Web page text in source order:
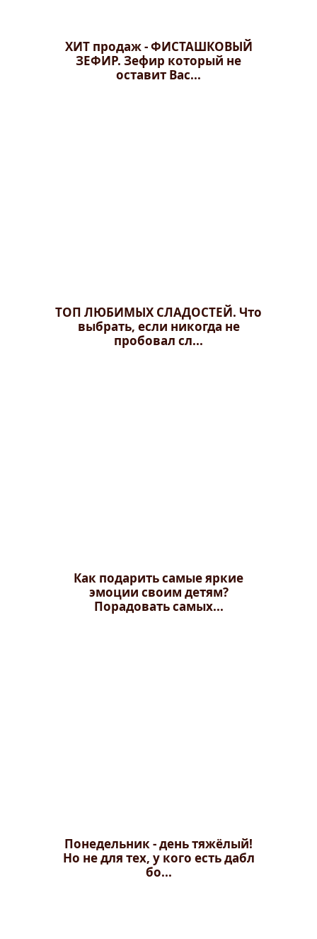
ХИТ продаж - ФИСТАШКОВЫЙ
ЗЕФИР. Зефир который не
оставит Вас...
ТОП ЛЮБИМЫХ СЛАДОСТЕЙ. Что
выбрать, если никогда не
пробовал сл...
Как подарить самые яркие
эмоции своим детям?
Порадовать самых...
Понедельник - день тяжёлый!
Но не для тех, у кого есть дабл
бо...